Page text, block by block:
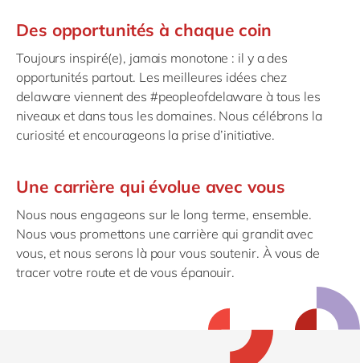
Des opportunités à chaque coin
Toujours inspiré(e), jamais monotone : il y a des
opportunités partout. Les meilleures idées chez
delaware viennent des #peopleofdelaware à tous les
niveaux et dans tous les domaines. Nous célébrons la
curiosité et encourageons la prise d’initiative.
Une carrière qui évolue avec vous
Nous nous engageons sur le long terme, ensemble.
Nous vous promettons une carrière qui grandit avec
vous, et nous serons là pour vous soutenir. À vous de
tracer votre route et de vous épanouir.